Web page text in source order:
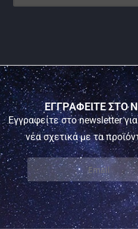
ΕΓΓΡΑΦΕΙΤΕ ΣΤΟ
Εγγραφείτε στο newsletter
νέα σχετικά με τα